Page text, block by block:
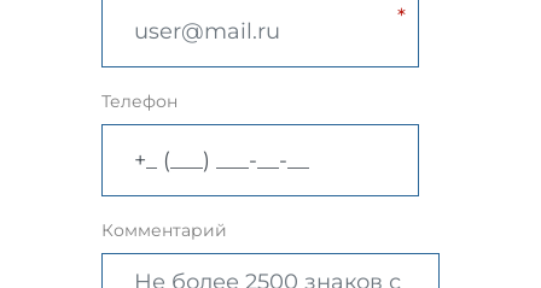
Телефон
Комментарий